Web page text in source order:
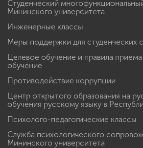
Студенческий
Мининского университета
Инженерные классы
Меры поддержки для студенческих
Целевое обучение и правила
обучение
Противодействие коррупции
Центр открытого образования на
обучения русскому языку в
Психолого-педагогические классы
Служба психологического
Мининского университета